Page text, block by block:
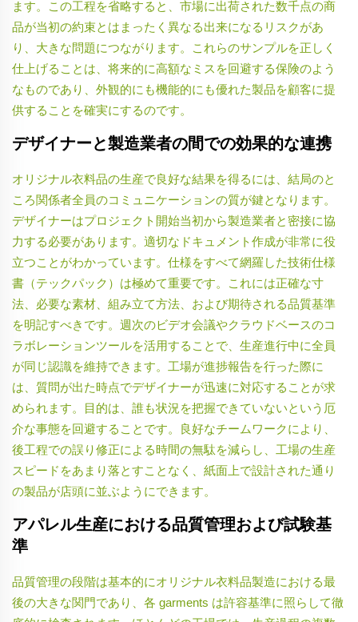
ます。この工程を省略すると、市場に出荷された数千点の商
品が当初の約束とはまったく異なる出来になるリスクがあ
り、大きな問題につながります。これらのサンプルを正しく
仕上げることは、将来的に高額なミスを回避する保険のよう
なものであり、外観的にも機能的にも優れた製品を顧客に提
供することを確実にするのです。
デザイナーと製造業者の間での効果的な連携
オリジナル衣料品の生産で良好な結果を得るには、結局のと
ころ関係者全員のコミュニケーションの質が鍵となります。
デザイナーはプロジェクト開始当初から製造業者と密接に協
力する必要があります。適切なドキュメント作成が非常に役
立つことがわかっています。仕様をすべて網羅した技術仕様
書（テックパック）は極めて重要です。これには正確な寸
法、必要な素材、組み立て方法、および期待される品質基準
を明記すべきです。週次のビデオ会議やクラウドベースのコ
ラボレーションツールを活用することで、生産進行中に全員
が同じ認識を維持できます。工場が進捗報告を行った際に
は、質問が出た時点でデザイナーが迅速に対応することが求
められます。目的は、誰も状況を把握できていないという厄
介な事態を回避することです。良好なチームワークにより、
後工程での誤り修正による時間の無駄を減らし、工場の生産
スピードをあまり落とすことなく、紙面上で設計された通り
の製品が店頭に並ぶようにできます。
アパレル生産における品質管理および試験基
準
品質管理の段階は基本的にオリジナル衣料品製造における最
後の大きな関門であり、各 garments は許容基準に照らして徹